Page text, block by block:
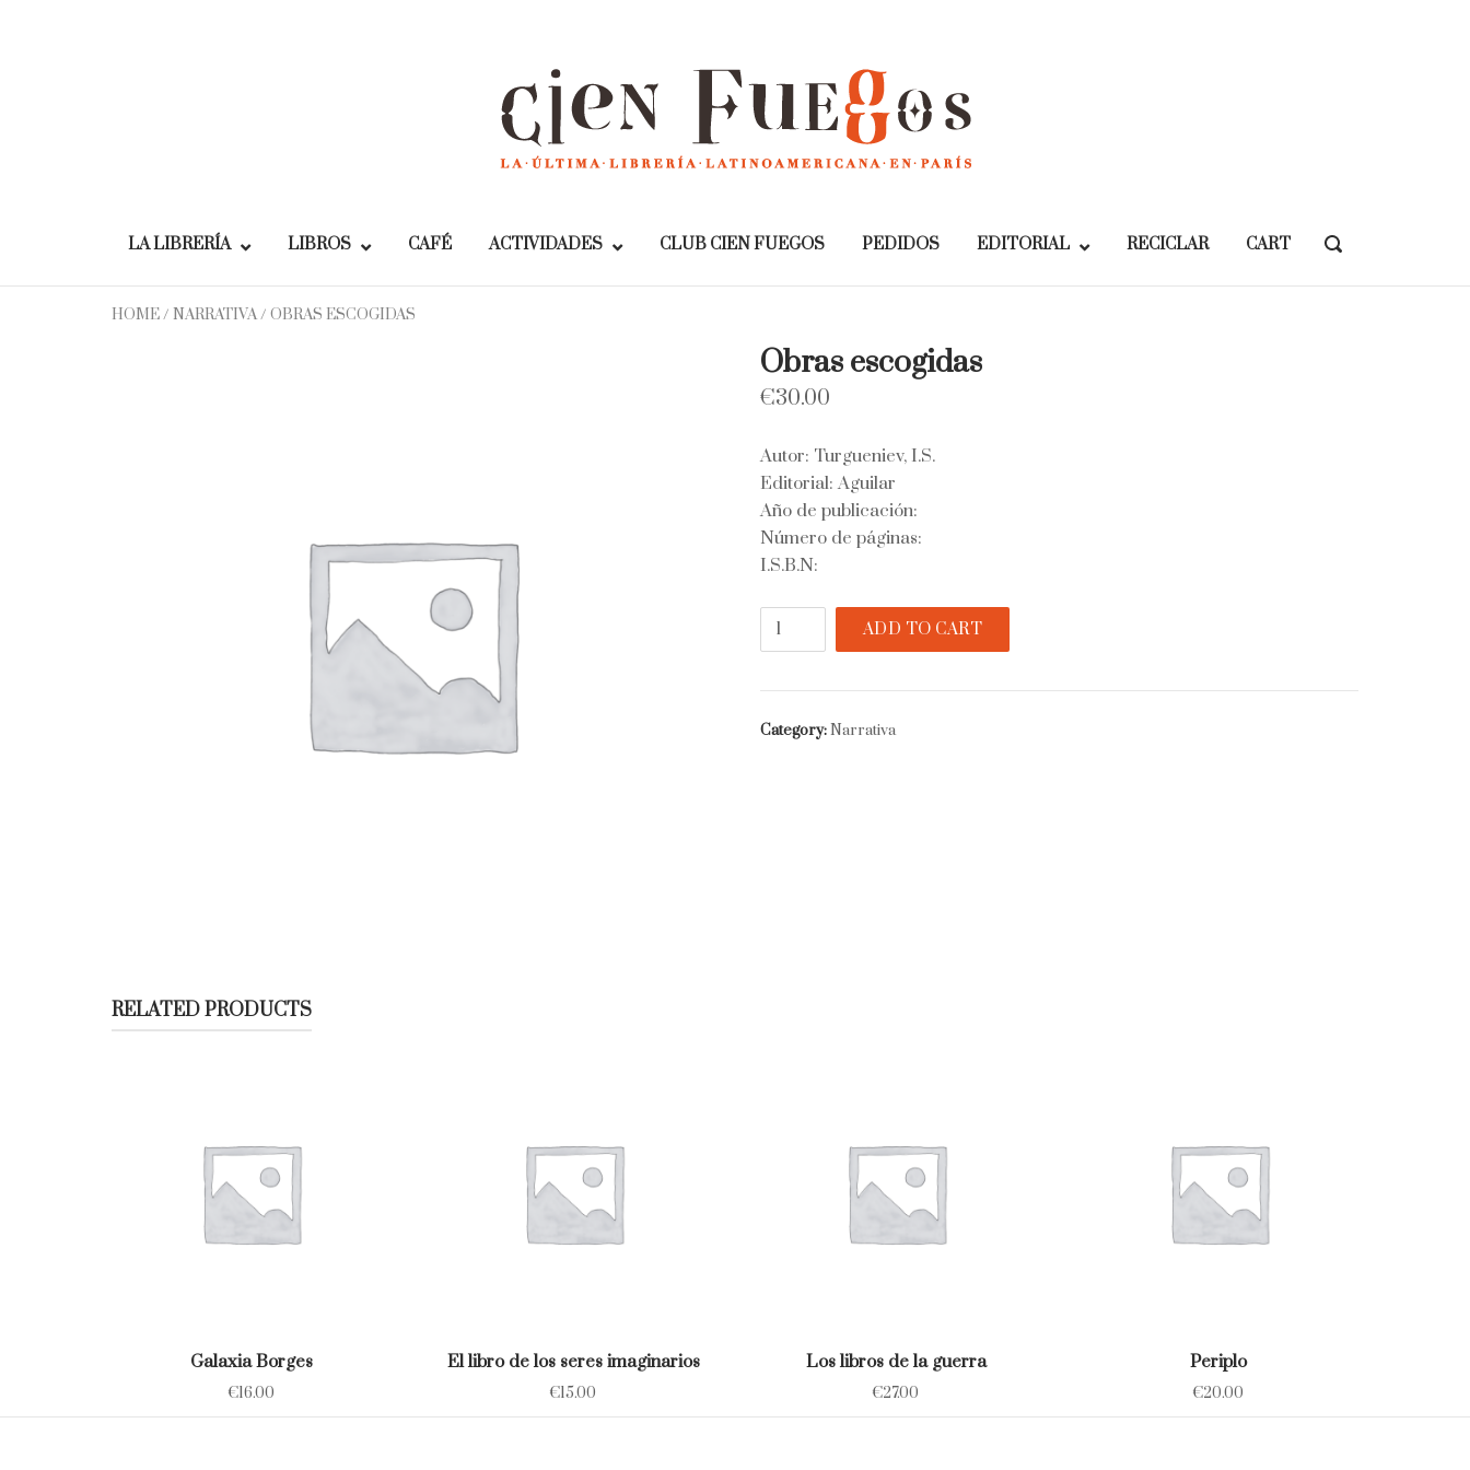
LA LIBRERÍA LIBROS CAFÉ ACTIVIDADES CLUB CIEN FUEGOS PEDIDOS EDITORIAL RECICLAR CART
OPEN
BAR
HOME/ NARRATIVA/ OBRAS ESCOGIDAS
Obras escogidas
€30.00
Autor: Turgueniev, I.S.
Editorial: Aguilar
Año de publicación:
Número de páginas:
I.S.B.N:
Obras
ADD TO CART
Category:Narrativa
RELATED PRODUCTS
Galaxia Borges
€16.00
El libro de los seres imaginarios
€15.00
Los libros de la guerra
€27.00
Periplo
€20.00